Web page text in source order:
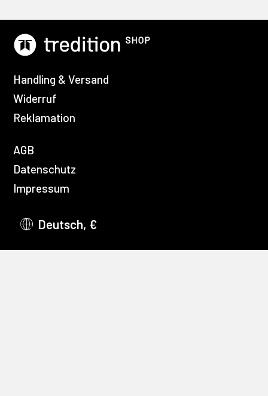
Handling & Versand
Widerruf
Reklamation
AGB
Datenschutz
Impressum
Deutsch, €